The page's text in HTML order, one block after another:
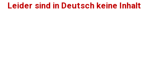
Leider sind in Deutsch keine